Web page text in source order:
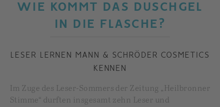
WIE KOMMT DAS DUSCHGEL
IN DIE FLASCHE?
LESER LERNEN MANN & SCHRÖDER COSMETICS
KENNEN
Im Zuge des Leser-Sommers der Zeitung „Heilbronner
Stimme“ durften insgesamt zehn Leser und